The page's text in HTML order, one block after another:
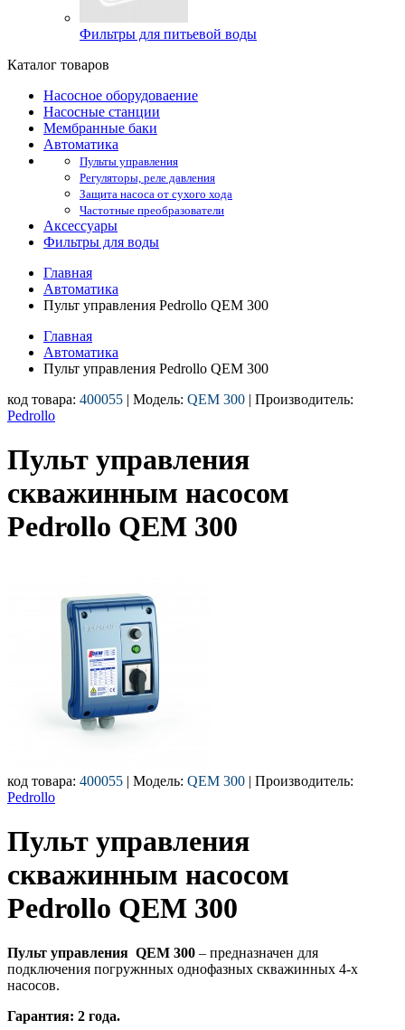
Фильтры для питьевой воды
Каталог товаров
Насосное оборудоваение
Насосные станции
Мембранные баки
Автоматика
Пульты управления
Регуляторы, реле давления
Защита насоса от сухого хода
Частотные преобразователи
Аксессуары
Фильтры для воды
Главная
Автоматика
Пульт управления Pedrollo QEM 300
Главная
Автоматика
Пульт управления Pedrollo QEM 300
код товара: 400055 | Модель: QEM 300 | Производитель:
Pedrollo
Пульт управления
скважинным насосом
Pedrollo QEM 300
код товара: 400055 | Модель: QEM 300 | Производитель:
Pedrollo
Пульт управления
скважинным насосом
Pedrollo QEM 300
Пульт управления QEM 300 – предназначен для
подключения погружнных однофазных скважинных 4-х
насосов.
Гарантия: 2 года.